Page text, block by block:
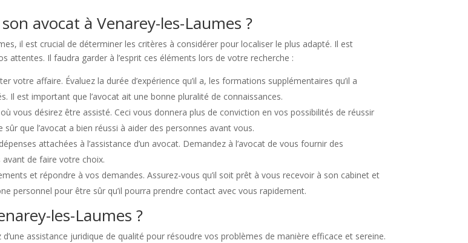
avocat à Venarey-les-Laumes ?
il est crucial de déterminer les critères à considérer pour localiser le plus adapté. Il est
Il faudra garder à l’esprit ces éléments lors de votre recherche :
affaire. Évaluez la durée d’expérience qu’il a, les formations supplémentaires qu’il a
Il est important que l’avocat ait une bonne pluralité de connaissances.
vous désirez être assisté. Ceci vous donnera plus de conviction en vos possibilités de réussir
que l’avocat a bien réussi à aider des personnes avant vous.
attachées à l’assistance d’un avocat. Demandez à l’avocat de vous fournir des
de faire votre choix.
et répondre à vos demandes. Assurez-vous qu’il soit prêt à vous recevoir à son cabinet et
personnel pour être sûr qu’il pourra prendre contact avec vous rapidement.
les-Laumes ?
assistance juridique de qualité pour résoudre vos problèmes de manière efficace et sereine.